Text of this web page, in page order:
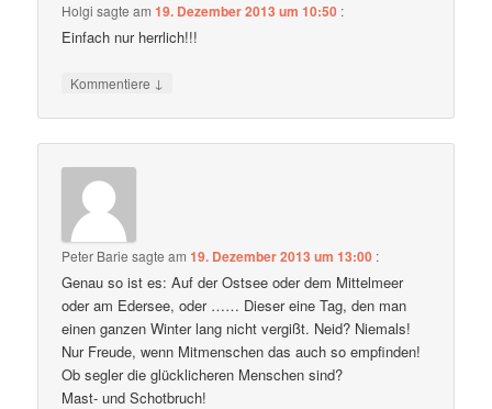
Holgi sagte am19. Dezember 2013 um 10:50 :
Einfach nur herrlich!!!
Kommentiere ↓
Peter Barie sagte am19. Dezember 2013 um 13:00 :
Genau so ist es: Auf der Ostsee oder dem Mittelmeer
oder am Edersee, oder …… Dieser eine Tag, den man
einen ganzen Winter lang nicht vergißt. Neid? Niemals!
Nur Freude, wenn Mitmenschen das auch so empfinden!
Ob segler die glücklicheren Menschen sind?
Mast- und Schotbruch!